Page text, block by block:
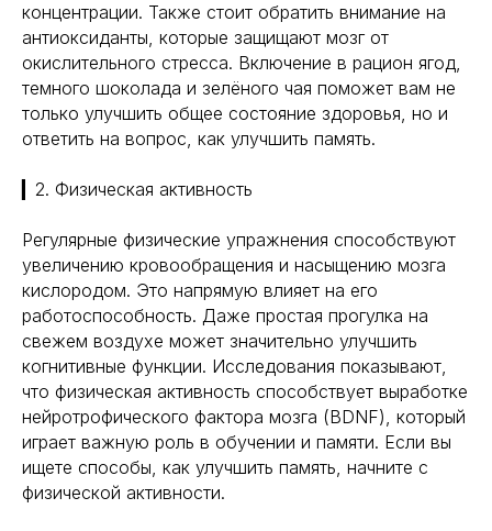
концентрации. Также стоит обратить внимание на
антиоксиданты, которые защищают мозг от
окислительного стресса. Включение в рацион ягод,
темного шоколада и зелёного чая поможет вам не
только улучшить общее состояние здоровья, но и
ответить на вопрос, как улучшить память.
▎2. Физическая активность
Регулярные физические упражнения способствуют
увеличению кровообращения и насыщению мозга
кислородом. Это напрямую влияет на его
работоспособность. Даже простая прогулка на
свежем воздухе может значительно улучшить
когнитивные функции. Исследования показывают,
что физическая активность способствует выработке
нейротрофического фактора мозга (BDNF), который
играет важную роль в обучении и памяти. Если вы
ищете способы, как улучшить память, начните с
физической активности.